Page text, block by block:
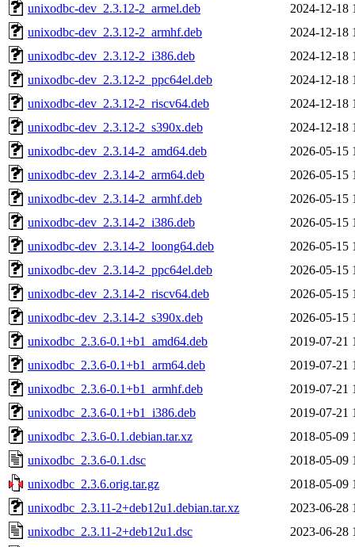
unixodbc-dev_2.3.12-2_armel.deb
2024-12-18
unixodbc-dev_2.3.12-2_armhf.deb
2024-12-18
unixodbc-dev_2.3.12-2_i386.deb
2024-12-18
unixodbc-dev_2.3.12-2_ppc64el.deb
2024-12-18
unixodbc-dev_2.3.12-2_riscv64.deb
2024-12-18
unixodbc-dev_2.3.12-2_s390x.deb
2024-12-18
unixodbc-dev_2.3.14-2_amd64.deb
2026-05-15
unixodbc-dev_2.3.14-2_arm64.deb
2026-05-15
unixodbc-dev_2.3.14-2_armhf.deb
2026-05-15
unixodbc-dev_2.3.14-2_i386.deb
2026-05-15
unixodbc-dev_2.3.14-2_loong64.deb
2026-05-15
unixodbc-dev_2.3.14-2_ppc64el.deb
2026-05-15
unixodbc-dev_2.3.14-2_riscv64.deb
2026-05-15
unixodbc-dev_2.3.14-2_s390x.deb
2026-05-15
unixodbc_2.3.6-0.1+b1_amd64.deb
2019-07-21
unixodbc_2.3.6-0.1+b1_arm64.deb
2019-07-21
unixodbc_2.3.6-0.1+b1_armhf.deb
2019-07-21
unixodbc_2.3.6-0.1+b1_i386.deb
2019-07-21
unixodbc_2.3.6-0.1.debian.tar.xz
2018-05-09
unixodbc_2.3.6-0.1.dsc
2018-05-09
unixodbc_2.3.6.orig.tar.gz
2018-05-09
unixodbc_2.3.11-2+deb12u1.debian.tar.xz
2023-06-28
unixodbc_2.3.11-2+deb12u1.dsc
2023-06-28